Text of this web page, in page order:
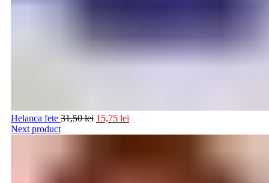
Helanca fete 31,50lei 15,75 lei
Next product